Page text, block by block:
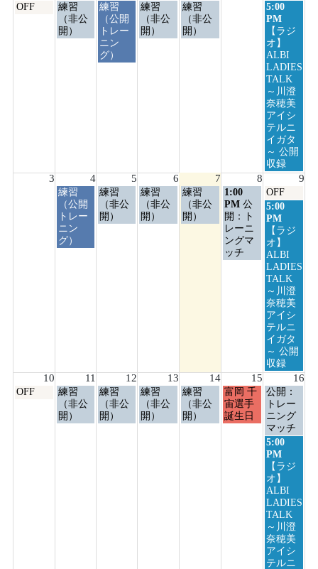
月
OFF
火
曜
日,
練習
（非公
開）
水
曜
日,
7
月
練習
（公開
トレー
ニン
グ）
木
曜
日,
練習
（非公
開）
金
曜
日,
練習
（非公
開）
日
曜
日,
8
月
2nd
2026
5:00
PM
【ラジ
オ】
ALBI
LADIES
TALK
～川澄
奈穂美
アイシ
テルニ
イガタ
～ 公開
収録
3 4 5 6 7 8 9
火
曜
日,
8
月
練習
（公開
トレー
ニン
グ）
水
曜
日,
練習
（非公
開）
木
曜
日,
練習
（非公
開）
金
曜
日,
練習
（非公
開）
土
曜
日,
8
月
8th
1:00
PM 公
開：ト
レーニ
ングマ
ッチ
日
曜
日,
月
9th
2026
OFF
日
曜
日,
8
月
9th
2026
5:00
PM
【ラジ
オ】
ALBI
LADIES
TALK
～川澄
奈穂美
アイシ
テルニ
イガタ
～ 公開
収録
10 11 12 13 14 15 16
月
OFF
火
曜
日,
練習
（非公
開）
水
曜
日,
練習
（非公
開）
木
曜
日,
練習
（非公
開）
金
曜
日,
練習
（非公
開）
土
曜
日,
富岡 千
宙選手
誕生日
日
曜
日,
8
月
16th
2026
公開：
トレー
ニング
マッチ
日
曜
日,
8
月
16th
2026
5:00
PM
【ラジ
オ】
ALBI
LADIES
TALK
～川澄
奈穂美
アイシ
テルニ